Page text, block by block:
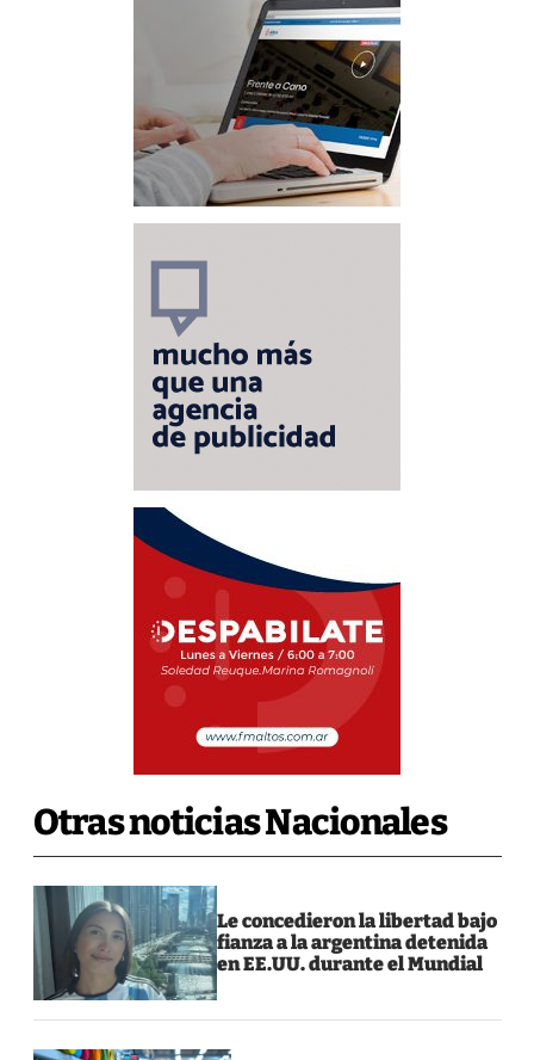
Otras noticias Nacionales
Le concedieron la libertad bajo
fianza a la argentina detenida
en EE.UU. durante el Mundial